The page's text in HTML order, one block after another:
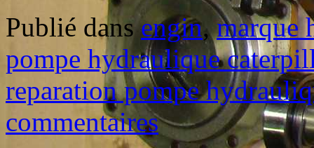
Publié dans engin,marque
pompe hydraulique
reparation pompe
commentaires